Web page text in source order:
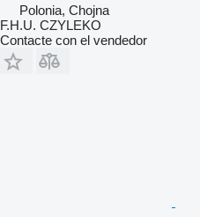
Polonia, Chojna
F.H.U. CZYLEKO
Contacte con el vendedor